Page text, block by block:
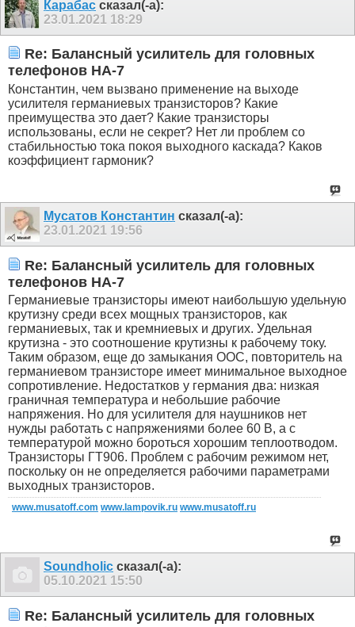
Карабас сказал(-а):
23.01.2021 18:29
Re: Балансный усилитель для головных
телефонов HA-7
Константин, чем вызвано применение на выходе
усилителя германиевых транзисторов? Какие
преимущества это дает? Какие транзисторы
использованы, если не секрет? Нет ли проблем со
стабильностью тока покоя выходного каскада? Каков
коэффициент гармоник?
Мусатов Константин сказал(-а):
23.01.2021 19:56
Re: Балансный усилитель для головных
телефонов HA-7
Германиевые транзисторы имеют наибольшую удельную
крутизну среди всех мощных транзисторов, как
германиевых, так и кремниевых и других. Удельная
крутизна - это соотношение крутизны к рабочему току.
Таким образом, еще до замыкания ООС, повторитель на
германиевом транзисторе имеет минимальное выходное
сопротивление. Недостатков у германия два: низкая
граничная температура и небольшие рабочие
напряжения. Но для усилителя для наушников нет
нужды работать с напряжениями более 60 В, а с
температурой можно бороться хорошим теплоотводом.
Транзисторы ГТ906. Проблем с рабочим режимом нет,
поскольку он не определяется рабочими параметрами
выходных транзисторов.
www.musatoff.com www.lampovik.ru www.musatoff.ru
Soundholic сказал(-а):
05.10.2021 15:50
Re: Балансный усилитель для головных